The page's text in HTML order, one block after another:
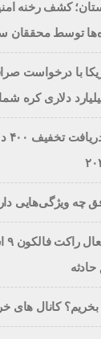
کشف رخنه
توسط محققان
با درخواست
چه ویژگی‌هایی
کانال های